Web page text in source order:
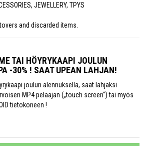
JEWELLERY, TPYS
and discarded items.
TAI HÖYRYKAAPI JOULUN
-30% ! SAAT UPEAN LAHJAN!
joulun alennuksella, saat lahjaksi
MP4 pelaajan („touch screen“) tai myös
tietokoneen !